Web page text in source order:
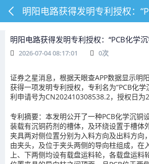
明阳电路获得发明专利授权：“PCB化学
2026-07-04 08:17:01 0次
证券之星消息，根据天眼查APP数据显示明
获得一项发明专利授权，专利名为“PCB化学
利申请号为CN202410308538.2，授权日为
专利摘要：本发明公开了一种PCB化学沉铜
装载有沉铜药剂的槽体，及环绕设置于槽体
夹具两对侧位置分别为入料方向及出料方向
由夹头，及位于夹头两侧的导向柱组成，在
上、下两侧均设有载盘运料轮，各载盘运料